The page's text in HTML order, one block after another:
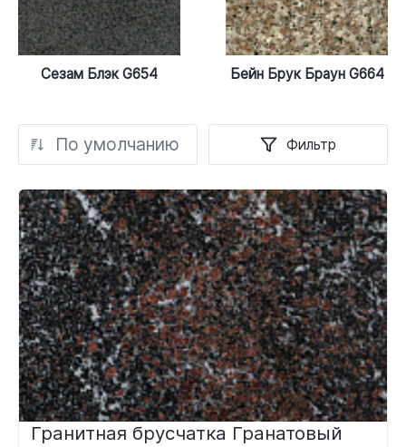
Сезам Блэк G654 Бейн Брук Браун G664
По умолчанию Фильтр
Гранитная брусчатка Гранатовый